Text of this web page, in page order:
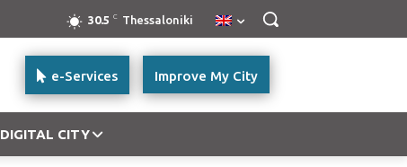
30.5 C Thessaloniki
Improve My City
e-Services
DIGITAL CITY